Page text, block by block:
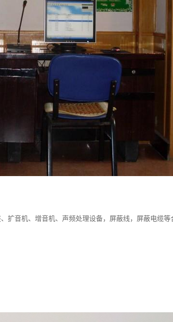
扩音机、增音机、声频处理设备，屏蔽线，屏蔽电缆等